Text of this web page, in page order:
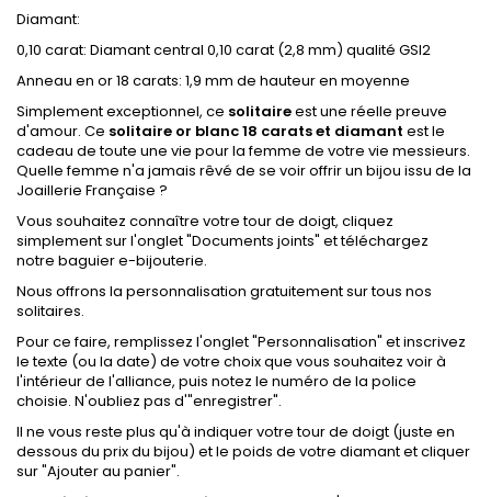
Diamant:
0,10 carat: Diamant central 0,10 carat (2,8 mm) qualité GSI2
Anneau en or 18 carats: 1,9 mm de hauteur en moyenne
Simplement exceptionnel, ce solitaireest une réelle preuve
d'amour. Ce solitaire or blanc 18 carats et diamant est le
cadeau de toute une vie pour la femme de votre vie messieurs.
Quelle femme n'a jamais rêvé de se voir offrir un bijou issu de la
Joaillerie Française ?
Vous souhaitez connaître votre tour de doigt, cliquez
simplement sur l'onglet "Documents joints" et téléchargez
notre baguier e-bijouterie.
Nous offrons la personnalisation gratuitement sur tous nos
solitaires.
Pour ce faire, remplissez l'onglet "Personnalisation" et inscrivez
le texte (ou la date) de votre choix que vous souhaitez voir à
l'intérieur de l'alliance, puis notez le numéro de la police
choisie. N'oubliez pas d'"enregistrer".
Il ne vous reste plus qu'à indiquer votre tour de doigt (juste en
dessous du prix du bijou) et le poids de votre diamant et cliquer
sur "Ajouter au panier".